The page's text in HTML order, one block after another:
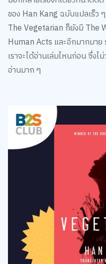
The Vegetarian ก็ยังมี The
Human Acts และอีกมากมาย
เราจะได้อ่านเล่มไหนก่อน ซึ่ง
อ่านมาก ๆ